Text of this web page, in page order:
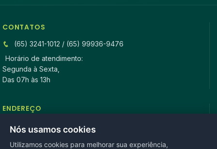
CONTATOS
(65) 3241-1012 / (65) 99936-9476
Horário de atendimento:
Segunda à Sexta,
Das 07h às 13h
ENDEREÇO
Rua Antonio Tavares, n° 3310, Centro CEP: 78.280-000 -
Mirassol D’Oeste, MT
Nós usamos cookies
Utilizamos cookies para melhorar sua experiência,